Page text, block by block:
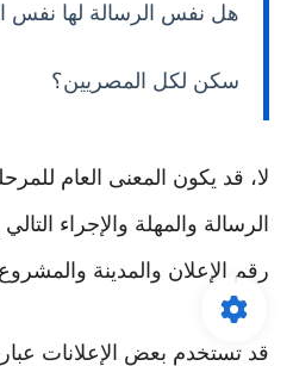
هل نفس الرسالة لها نفس
سكن لكل المصريين؟
لا، قد يكون المعنى العام
الرسالة والمهلة والإجراء
رقم الإعلان والمدينة
قد تستخدم بعض الإعلانات